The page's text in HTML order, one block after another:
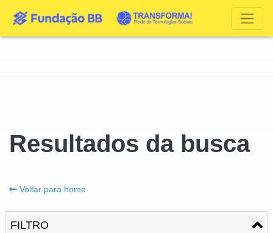
Resultados da busca
Voltar para home
FILTRO